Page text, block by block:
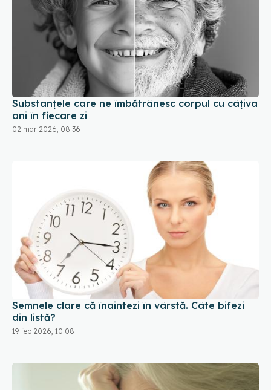
Substanțele care ne îmbătrânesc corpul cu câțiva
ani în fiecare zi
02 mar 2026, 08:36
Semnele clare că înaintezi în vârstă. Câte bifezi
din listă?
19 feb 2026, 10:08